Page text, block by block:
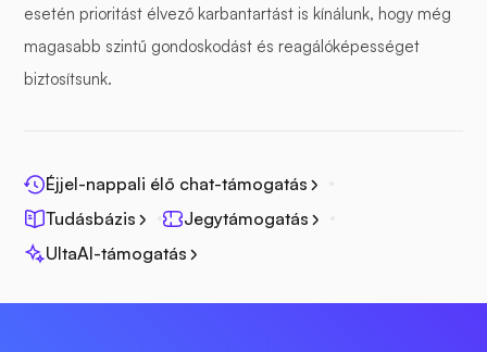
esetén prioritást élvező karbantartást is kínálunk, hogy még
magasabb szintű gondoskodást és reagálóképességet
biztosítsunk.
Éjjel-nappali élő chat-támogatás
Tudásbázis
Jegytámogatás
UltaAI-támogatás